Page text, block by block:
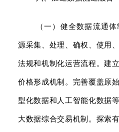
（一）健全数据流通
源采集、处理、确权、使用
法规和机制化运营流程。建
价格形成机制。完善覆盖原
型化数据和人工智能化数据
大数据综合交易机制。探索